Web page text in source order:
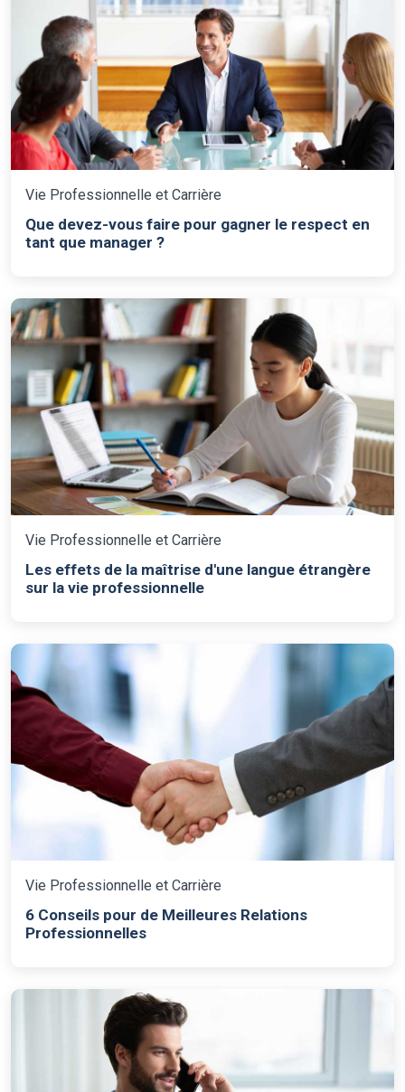
Vie Professionnelle et Carrière
Que devez-vous faire pour gagner le respect en
tant que manager ?
Vie Professionnelle et Carrière
Les effets de la maîtrise d'une langue étrangère
sur la vie professionnelle
Vie Professionnelle et Carrière
6 Conseils pour de Meilleures Relations
Professionnelles